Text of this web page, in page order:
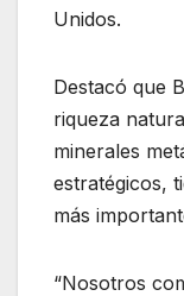
Unidos.
Destacó que
riqueza
minerales
estratégicos,
más
“Nosotros